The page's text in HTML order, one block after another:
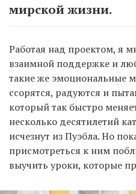
мирской жизни.
Работая над проектом, я
взаимной поддержке и
такие же эмоциональные
ссорятся, радуются и
который так быстро
несколько десятилетий
исчезнут из Пуэбла. Но
присмотреться к ним
выучить уроки, которые